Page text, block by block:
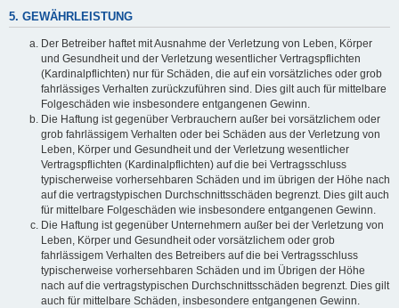
5. GEWÄHRLEISTUNG
Der Betreiber haftet mit Ausnahme der Verletzung von Leben, Körper
und Gesundheit und der Verletzung wesentlicher Vertragspflichten
(Kardinalpflichten) nur für Schäden, die auf ein vorsätzliches oder grob
fahrlässiges Verhalten zurückzuführen sind. Dies gilt auch für mittelbare
Folgeschäden wie insbesondere entgangenen Gewinn.
Die Haftung ist gegenüber Verbrauchern außer bei vorsätzlichem oder
grob fahrlässigem Verhalten oder bei Schäden aus der Verletzung von
Leben, Körper und Gesundheit und der Verletzung wesentlicher
Vertragspflichten (Kardinalpflichten) auf die bei Vertragsschluss
typischerweise vorhersehbaren Schäden und im übrigen der Höhe nach
auf die vertragstypischen Durchschnittsschäden begrenzt. Dies gilt auch
für mittelbare Folgeschäden wie insbesondere entgangenen Gewinn.
Die Haftung ist gegenüber Unternehmern außer bei der Verletzung von
Leben, Körper und Gesundheit oder vorsätzlichem oder grob
fahrlässigem Verhalten des Betreibers auf die bei Vertragsschluss
typischerweise vorhersehbaren Schäden und im Übrigen der Höhe
nach auf die vertragstypischen Durchschnittsschäden begrenzt. Dies gilt
auch für mittelbare Schäden, insbesondere entgangenen Gewinn.